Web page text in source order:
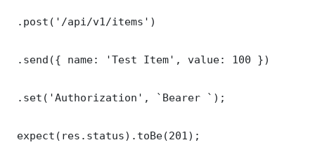
.post('/api/v1/items')
.send({ name: 'Test Item', value: 100 })
.set('Authorization', `Bearer `);
expect(res.status).toBe(201);